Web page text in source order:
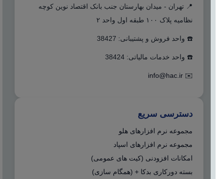
📍 تهران - میدان بهارستان جنب بانک اقتصاد نوین کوچه
نظامیه پلاک ۱۰۰ طبقه اول واحد ۲
☎️ واحد فروش و پشتیبانی: 38427
☎️ واحد خدمات مالیاتی: 38424
✉️
info@hac.ir
دسترسی سریع
مجموعه نرم افزارهای هلو
مجموعه نرم افزارهای اسپاد
امکانات افزودنی (کیت های عمومی)
بسته دورکاری بدکا + (همگام سازی)